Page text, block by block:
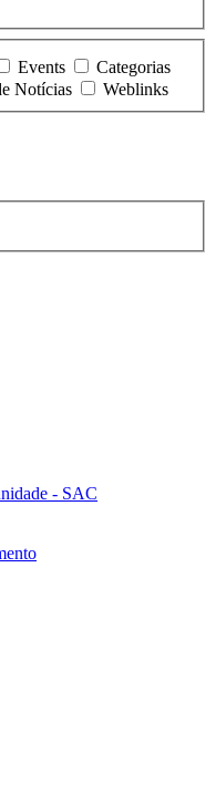
Events
Categorias
Notícias Weblinks
- SAC